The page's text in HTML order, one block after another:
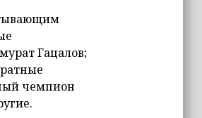
Гацалов;
чемпион